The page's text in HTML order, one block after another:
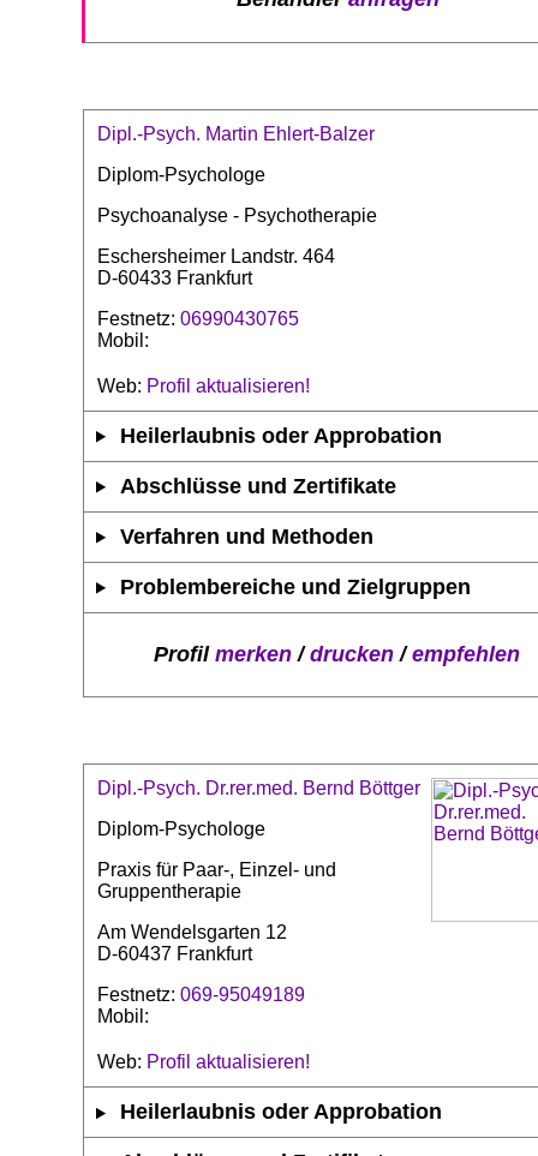
Dipl.-Psych. Martin Ehlert-Balzer
Diplom-Psychologe
Psychoanalyse - Psychotherapie
Eschersheimer Landstr. 464
D-60433 Frankfurt
Festnetz: 06990430765
Mobil:
Web: Profil aktualisieren!
Heilerlaubnis oder Approbation
Abschlüsse und Zertifikate
Verfahren und Methoden
Problembereiche und Zielgruppen
Profil merken/drucken/empfehlen
Dipl.-Psych. Dr.rer.med. Bernd Böttger
Diplom-Psychologe
Praxis für Paar-, Einzel- und
Gruppentherapie
Am Wendelsgarten 12
D-60437 Frankfurt
Festnetz: 069-95049189
Mobil:
Web: Profil aktualisieren!
Heilerlaubnis oder Approbation